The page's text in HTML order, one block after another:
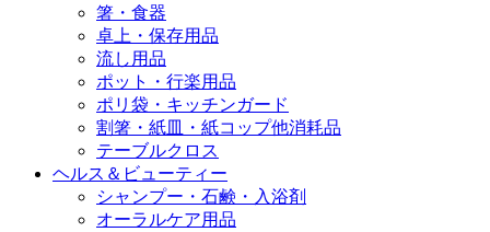
箸・食器
卓上・保存用品
流し用品
ポット・行楽用品
ポリ袋・キッチンガード
割箸・紙皿・紙コップ他消耗品
テーブルクロス
ヘルス＆ビューティー
シャンプー・石鹸・入浴剤
オーラルケア用品